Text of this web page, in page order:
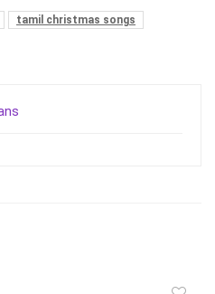
tamil christmas songs